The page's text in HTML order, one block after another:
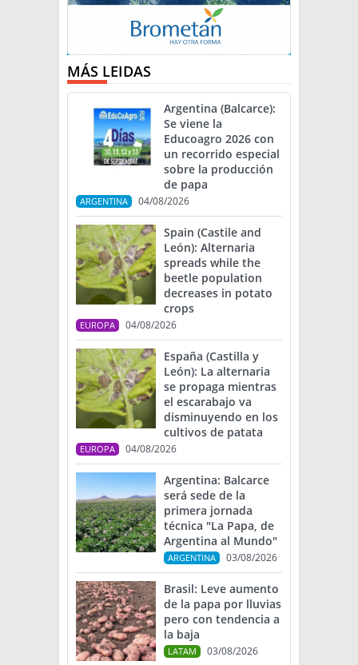
MÁS LEIDAS
Argentina (Balcarce):
Se viene la
Educoagro 2026 con
un recorrido especial
sobre la producción
de papa
ARGENTINA 04/08/2026
Spain (Castile and
León): Alternaria
spreads while the
beetle population
decreases in potato
crops
EUROPA 04/08/2026
España (Castilla y
León): La alternaria
se propaga mientras
el escarabajo va
disminuyendo en los
cultivos de patata
EUROPA 04/08/2026
Argentina: Balcarce
será sede de la
primera jornada
técnica "La Papa, de
Argentina al Mundo"
ARGENTINA 03/08/2026
Brasil: Leve aumento
de la papa por lluvias
pero con tendencia a
la baja
LATAM 03/08/2026